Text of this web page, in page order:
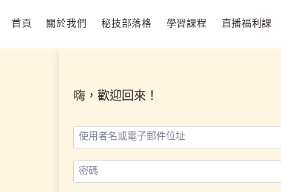
首頁 關於我們 秘技部落格 學習課程 直播福利課
嗨，歡迎回來！